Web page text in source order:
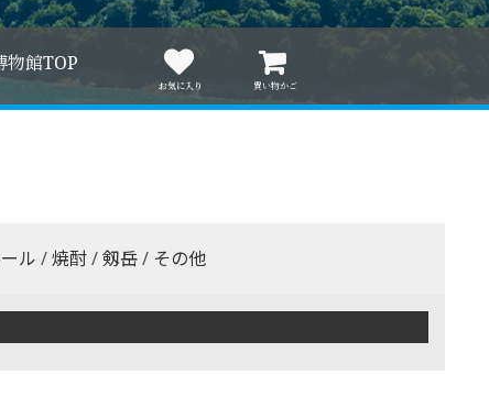
物館TOP
ル /焼酎/剱岳/ その他